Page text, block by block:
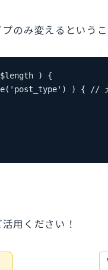
のみ変えるというこ
$length ) {
用ください！